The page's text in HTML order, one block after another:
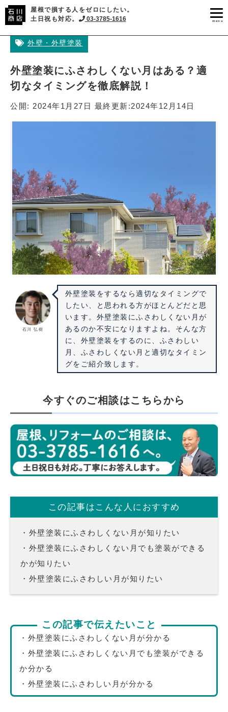
屋根で損する人をゼロにしたい。
土日祝も対応。
03-3785-1616 menu
外壁・外壁塗装
外壁塗装にふさわしくない月はある？適
切なタイミングを徹底解説！
公開: 2024年1月27日 最終更新:2024年12月14日
石川 弘樹
外壁塗装をするなら適切なタイミングで
したい、と思われる方がほとんどだと思
います。外壁塗装にふさわしくない月が
あるのか不安になりますよね。そんな方
に、外壁塗装をするのに、ふさわしい
月、ふさわしくない月と適切なタイミン
グをご紹介致します。
今すぐのご相談はこちらから
この記事はこんな人におすすめ
・外壁塗装にふさわしくない月が知りたい
・外壁塗装にふさわしくない月でも塗装ができる
かが知りたい
・外壁塗装にふさわしい月が知りたい
この記事で伝えたいこと
・外壁塗装にふさわしくない月が分かる
・外壁塗装にふさわしくない月でも塗装ができる
か分かる
・外壁塗装にふさわしい月が分かる